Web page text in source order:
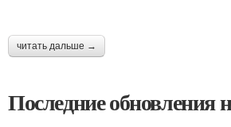
читать дальше →
Последние обновления